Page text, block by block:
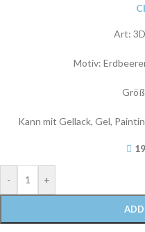
Art:
Motiv:
Kann mit Gellack, Gel,
- +